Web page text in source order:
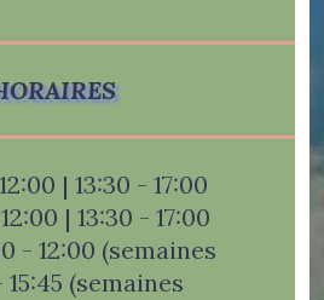
| 13:30 - 17:00
| 13:30 - 17:00
- 12:00 (semaines
(semaines